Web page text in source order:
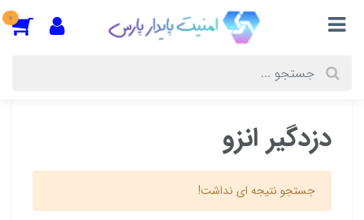
0
دزدگیر انزو
جستجو نتیجه ای نداشت!